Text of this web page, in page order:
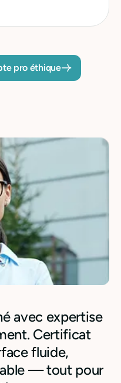
pro éthique
avec expertise
Certificat
fluide,
— tout pour